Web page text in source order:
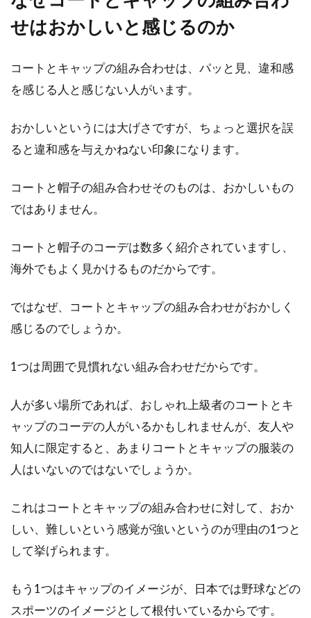
ダウンに半袖が登場！Tシャツ感覚
ダウンと言えば、当初は襟が大きく、全体的に
トレンチコートでかっこよく！定番
トと言えば、トレンチコートですよね。しか
し、そのイ...
レディースコートブランド特集！人
なるのは、コートです。防寒などの機能性はも
ちろん、...
な女性必見の衣類整理術
て、コーデ...
せはおかしいと感じるのか
コートとキャップの組み合わせは、パッと見、違和感
を感じる人と感じない人がいます。
おかしいというには大げさですが、ちょっと選択を誤
ると違和感を与えかねない印象になります。
コートと帽子の組み合わせそのものは、おかしいもの
ではありません。
コートと帽子のコーデは数多く紹介されていますし、
海外でもよく見かけるものだからです。
ではなぜ、コートとキャップの組み合わせがおかしく
感じるのでしょうか。
1つは周囲で見慣れない組み合わせだからです。
人が多い場所であれば、おしゃれ上級者のコートとキ
ャップのコーデの人がいるかもしれませんが、友人や
知人に限定すると、あまりコートとキャップの服装の
人はいないのではないでしょうか。
これはコートとキャップの組み合わせに対して、おか
しい、難しいという感覚が強いというのが理由の1つと
して挙げられます。
もう1つはキャップのイメージが、日本では野球などの
スポーツのイメージとして根付いているからです。